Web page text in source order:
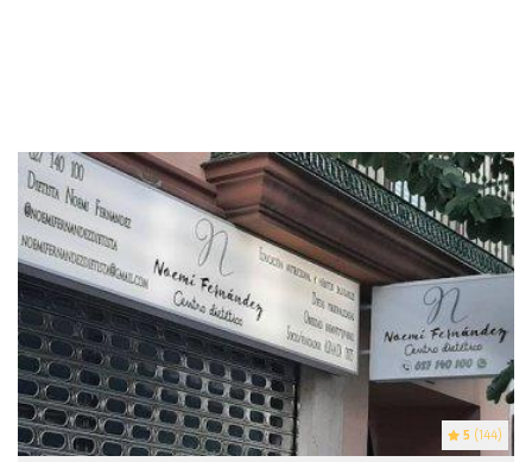
5 (144)